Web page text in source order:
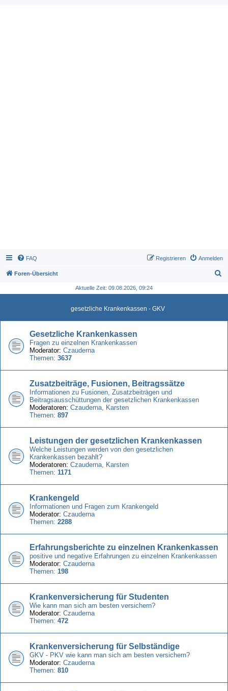
FAQ Anmelden
Registrieren
Foren-Übersicht
e
Aktuelle Zeit: 09.08.2026, 09:24
gesetzliche Krankenkassen - GKV
Gesetzliche Krankenkassen
Fragen zu einzelnen Krankenkassen
Moderator: Czauderna
Themen: 3637
Zusatzbeiträge, Fusionen, Beitragssätze
Informationen zu Fusionen, Zusatzbeiträgen und
Beitragsausschüttungen der gesetzlichen Krankenkassen
Moderatoren: Czauderna, Karsten
Themen: 897
Leistungen der gesetzlichen Krankenkassen
Welche Leistungen werden von den gesetzlichen
Krankenkassen bezahlt?
Moderatoren: Czauderna, Karsten
Themen: 1171
Krankengeld
Informationen und Fragen zum Krankengeld
Moderator: Czauderna
Themen: 2288
Erfahrungsberichte zu einzelnen Krankenkassen
positive und negative Erfahrungen zu einzelnen Krankenkassen
Moderator: Czauderna
Themen: 198
Krankenversicherung für Studenten
Wie kann man sich am besten versichern?
Moderator: Czauderna
Themen: 472
Krankenversicherung für Selbständige
GKV - PKV wie kann man sich am besten versichern?
Moderator: Czauderna
Themen: 810